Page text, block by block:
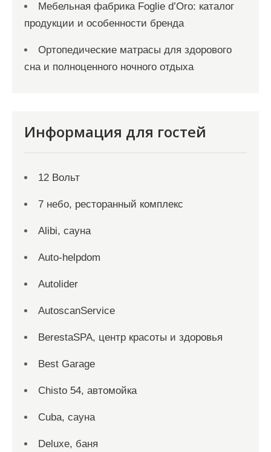
Мебельная фабрика Foglie d’Oro: каталог
продукции и особенности бренда
Ортопедические матрасы для здорового
сна и полноценного ночного отдыха
Информация для гостей
12 Вольт
7 небо, ресторанный комплекс
Alibi, сауна
Auto-helpdom
Autolider
AutoscanService
BerestaSPA, центр красоты и здоровья
Best Garage
Chisto 54, автомойка
Cuba, сауна
Deluxe, баня